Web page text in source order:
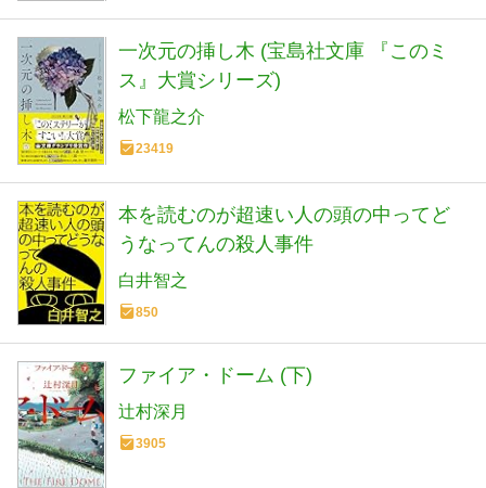
一次元の挿し木 (宝島社文庫 『このミ
ス』大賞シリーズ)
松下龍之介
23419
本を読むのが超速い人の頭の中ってど
うなってんの殺人事件
白井智之
850
ファイア・ドーム (下)
辻村深月
3905